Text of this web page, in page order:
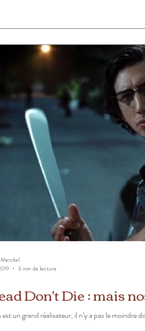
Don't Die : mais
un grand réalisateur, il n’y a pas le moindre
3 min de lecture